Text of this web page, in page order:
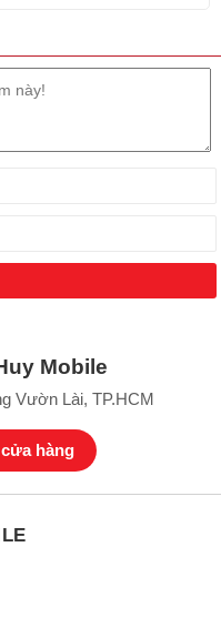
x 6.1 mm và trọng lượng
theo. Máy không có chuẩn
Mobile
Vườn Lài, TP.HCM
hàng